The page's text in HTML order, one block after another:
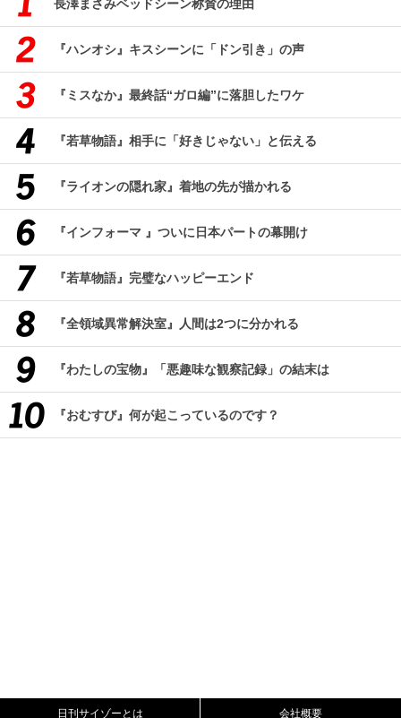
長澤まさみベッドシーン称賛の理由
『ハンオシ』キスシーンに「ドン引き」の声
『ミスなか』最終話“ガロ編”に落胆したワケ
『若草物語』相手に「好きじゃない」と伝える
『ライオンの隠れ家』着地の先が描かれる
『インフォーマ 』ついに日本パートの幕開け
『若草物語』完璧なハッピーエンド
『全領域異常解決室』人間は2つに分かれる
『わたしの宝物』「悪趣味な観察記録」の結末は
『おむすび』何が起こっているのです？
日刊サイゾーとは 会社概要